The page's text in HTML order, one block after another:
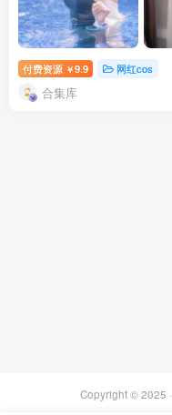
付费资源 ￥9.9 网红cos
合集库
Copyright © 2025 ·